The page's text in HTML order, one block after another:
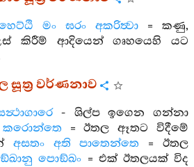
මං ඝරං අකරිත්‍වා= කණු,
කිරීම් ආදියෙන් ගෘහයෙහි යට
සූත්‍ර වර්ණනාව
- ශිල්ප ඉගෙන ගන්නා
කරොන්තෙ = ඊතල ඈතට විදීමේ
අසතං අති පාතෙන්තෙ = ඊතල
පොඞ්ඛං = එක් ඊතලයක් විද